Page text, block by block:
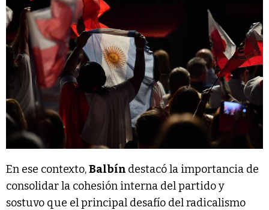
En ese contexto,Balbín destacó la importancia de
consolidar la cohesión interna del partido y
sostuvo que el principal desafío del radicalismo